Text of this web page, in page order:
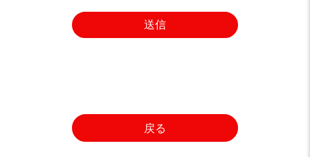
送信
戻る